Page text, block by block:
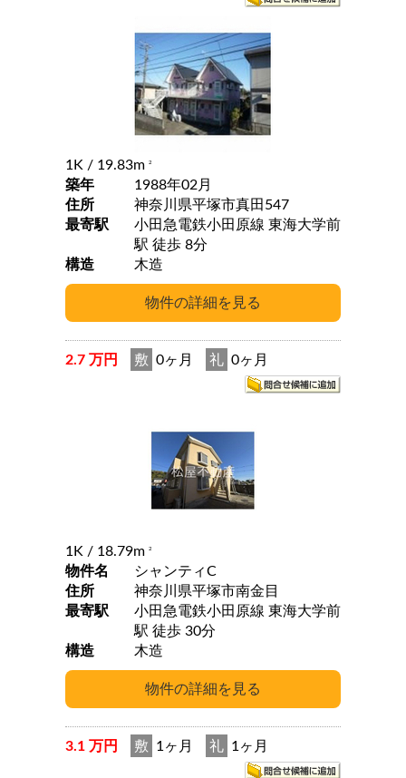
1K / 19.83m 2
築年
1988年02月
住所
神奈川県平塚市真田547
最寄駅
小田急電鉄小田原線 東海大学前
駅 徒歩 8分
構造
木造
2.7 万円 敷 0ヶ月 礼 0ヶ月
1K / 18.79m 2
物件名
シャンティC
住所
神奈川県平塚市南金目
最寄駅
小田急電鉄小田原線 東海大学前
駅 徒歩 30分
構造
木造
3.1 万円 敷 1ヶ月 礼 1ヶ月